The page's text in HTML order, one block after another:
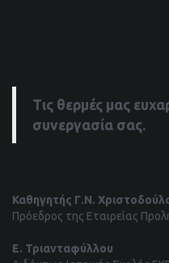
Τις θερμές μας
συνεργασία σας.
Καθηγητής Γ.Ν.
Πρόεδρος της Εταιρείας
Ε. Τριανταφύλλου